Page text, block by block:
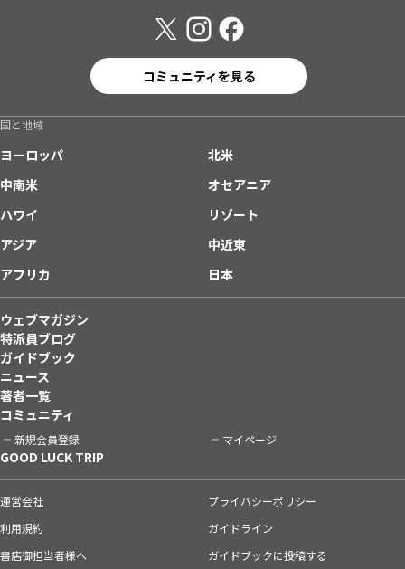
コミュニティを見る
国と地域
ヨーロッパ
北米
中南米
オセアニア
ハワイ
リゾート
アジア
中近東
アフリカ
日本
ウェブマガジン
特派員ブログ
ガイドブック
ニュース
著者一覧
コミュニティ
新規会員登録 マイページ
GOOD LUCK TRIP
運営会社
プライバシーポリシー
利用規約
ガイドライン
書店御担当者様へ
ガイドブックに投稿する